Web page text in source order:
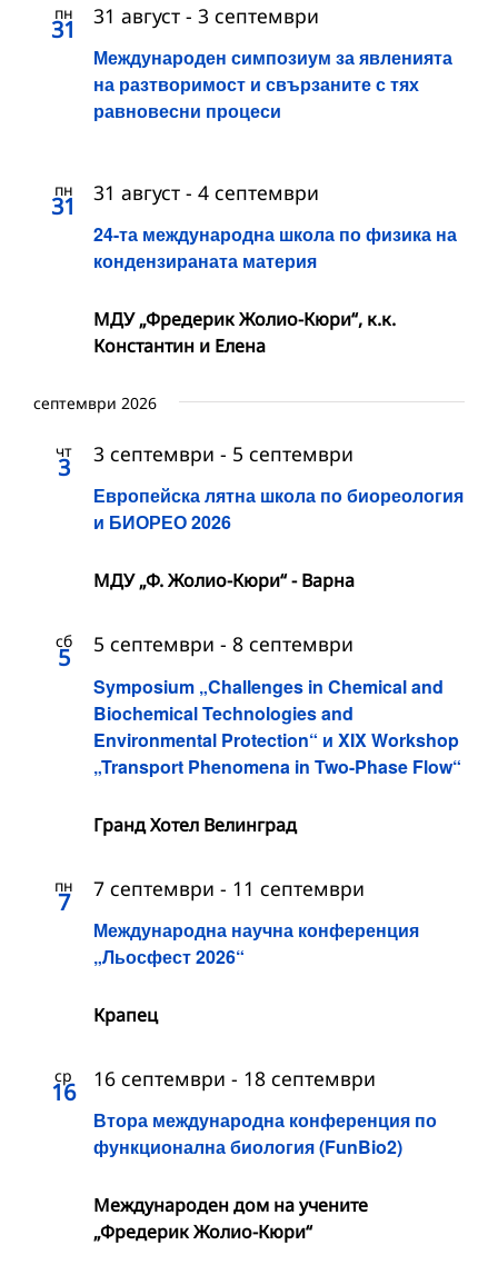
пн
31
Международен симпозиум за явленията
на разтворимост и свързаните с тях
равновесни процеси
31 август - 3 септември
пн
31
24-та международна школа по физика на
кондензираната материя
31 август - 4 септември
МДУ „Фредерик Жолио-Кюри“, к.к.
Константин и Елена
септември 2026
чт
3
Европейска лятна школа по биореология
и БИОРЕО 2026
3 септември - 5 септември
МДУ „Ф. Жолио-Кюри“ - Варна
сб
5
Symposium „Challenges in Chemical and
Biochemical Technologies and
Environmental Protection“ и XIX Workshop
„Transport Phenomena in Two-Phase Flow“
5 септември - 8 септември
Гранд Хотел Велинград
пн
7
Международна научна конференция
„Льосфест 2026“
7 септември - 11 септември
Крапец
ср
16
Втора международна конференция по
функционална биология (FunBio2)
16 септември - 18 септември
Международен дом на учените
„Фредерик Жолио-Кюри“